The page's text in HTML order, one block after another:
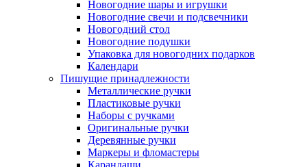
Новогодние шары и игрушки
Новогодние свечи и подсвечники
Новогодний стол
Новогодние подушки
Упаковка для новогодних подарков
Календари
Пишущие принадлежности
Металлические ручки
Пластиковые ручки
Наборы с ручками
Оригинальные ручки
Деревянные ручки
Маркеры и фломастеры
Карандаши